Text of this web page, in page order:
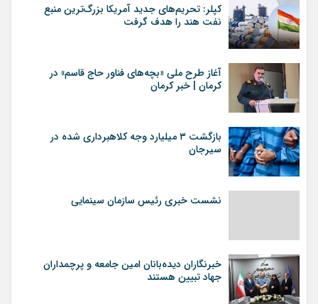
کپلر: تحریم‌های جدید آمریکا بزرگ‌ترین منبع
نفت هند را هدف گرفت
آغاز طرح ملی «بچه‌های فناور حاج قاسم» در
کرمان | خبر کرمان
بازگشت ۳ میلیارد وجه کلاهبرداری شده در
سیرجان
نشست خبری رئیس سازمان سینمایی
خبرنگاران دیده‌بانان امین جامعه و پرچمداران
جهاد تبیین هستند